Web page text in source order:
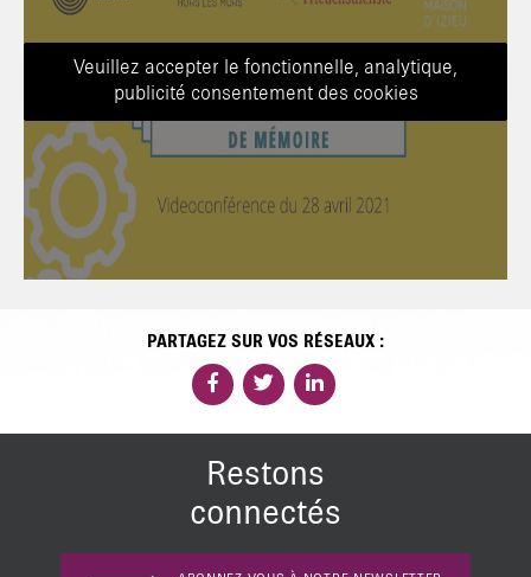
Veuillez accepter le fonctionnelle, analytique,
publicité consentement des cookies
PARTAGEZ SUR VOS RÉSEAUX :
Restons
connectés